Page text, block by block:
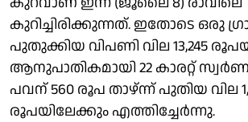
കുറിച്ചിരിക്കുന്നത്. ഇതോടെ ഒരു
പുതുക്കിയ വിപണി വില 13,245
ആനുപാതികമായി 22 കാരറ്റ്
പവന് 560 രൂപ താഴ്ന്ന് പുതിയ വില
രൂപയിലേക്കും എത്തിച്ചേർന്നു.